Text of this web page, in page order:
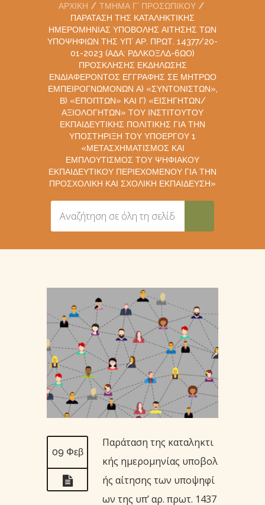
ΑΡΧΙΚΉ
ΤΜΉΜΑ Γ’ ΠΡΟΣΩΠΙΚΟΎ
ΠΑΡΆΤΑΣΗ ΤΗΣ ΚΑΤΑΛΗΚΤΙΚΉΣ
ΗΜΕΡΟΜΗΝΊΑΣ ΥΠΟΒΟΛΉΣ ΑΊΤΗΣΗΣ ΤΩΝ
ΥΠΟΨΗΦΊΩΝ ΤΗΣ ΥΠ’ ΑΡ. ΠΡΩΤ. 14377/20-
01-2023 (ΑΔΑ: ΡΔΛΚΟΞΛΔ-6ΩΟ)
ΠΡΌΣΚΛΗΣΗΣ ΕΚΔΉΛΩΣΗΣ
ΕΝΔΙΑΦΈΡΟΝΤΟΣ ΕΓΓΡΑΦΉΣ ΣΕ ΜΗΤΡΏΟ
ΕΜΠΕΙΡΟΓΝΩΜΌΝΩΝ Α) «ΣΥΝΤΟΝΙΣΤΏΝ»,
Β) «ΕΠΟΠΤΏΝ» ΚΑΙ Γ) «ΕΙΣΗΓΗΤΏΝ/
ΑΞΙΟΛΟΓΗΤΏΝ» ΤΟΥ ΙΝΣΤΙΤΟΎΤΟΥ
ΕΚΠΑΙΔΕΥΤΙΚΉΣ ΠΟΛΙΤΙΚΉΣ ΓΙΑ ΤΗΝ
ΥΠΟΣΤΉΡΙΞΗ ΤΟΥ ΥΠΟΈΡΓΟΥ 1
«ΜΕΤΑΣΧΗΜΑΤΙΣΜΌΣ ΚΑΙ
ΕΜΠΛΟΥΤΙΣΜΌΣ ΤΟΥ ΨΗΦΙΑΚΟΎ
ΕΚΠΑΙΔΕΥΤΙΚΟΎ ΠΕΡΙΕΧΟΜΈΝΟΥ ΓΙΑ ΤΗΝ
ΠΡΟΣΧΟΛΙΚΉ ΚΑΙ ΣΧΟΛΙΚΉ ΕΚΠΑΊΔΕΥΣΗ»
09 Φεβ
Παράταση της καταληκτι
κής ημερομηνίας υποβολ
ής αίτησης των υποψηφί
ων της υπ’ αρ. πρωτ. 1437